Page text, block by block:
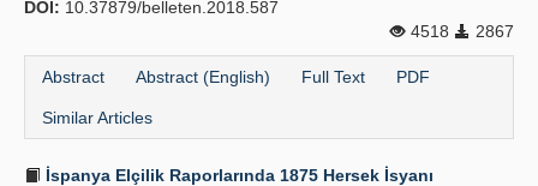
DOI: 10.37879/belleten.2018.587
4518
2867
Abstract Abstract (English) Full Text PDF
Similar Articles
İspanya Elçilik Raporlarında 1875 Hersek İsyanı